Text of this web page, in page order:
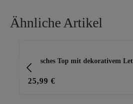
Gesamtlänge: 69cmHinweis: Es
handelt sich hierbei um einen
Ähnliche Artikel
stylisches Top mit dekorativem
25,99 €